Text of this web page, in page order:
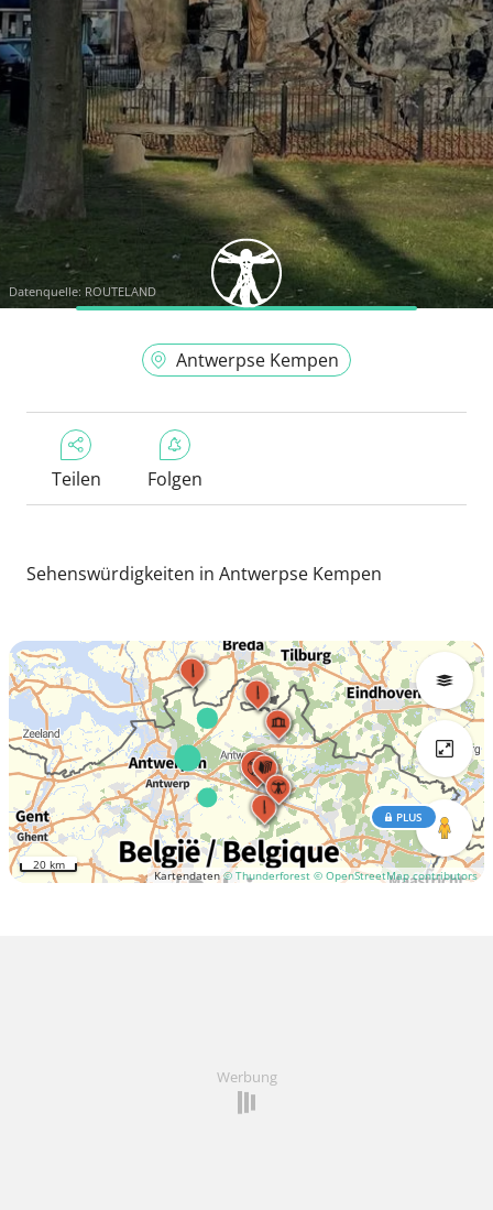
Datenquelle: ROUTELAND
Antwerpse Kempen
Teilen Folgen
Sehenswürdigkeiten in Antwerpse Kempen
Kartendaten© Thunderforest © OpenStreetMap contributors
PLUS
20 km
Werbung